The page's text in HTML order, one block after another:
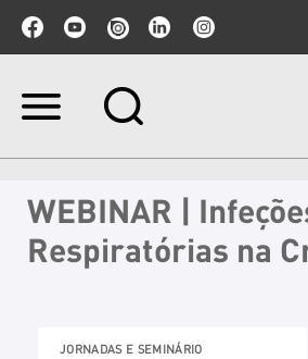
Ir
Ir
para
navegação
WEBINAR |
Respiratórias na
JORNADAS E SEMINÁRIO